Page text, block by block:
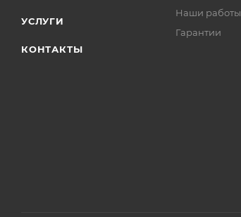
УСЛУГИ
КОНТАКТЫ
Наши работы
Гарантии